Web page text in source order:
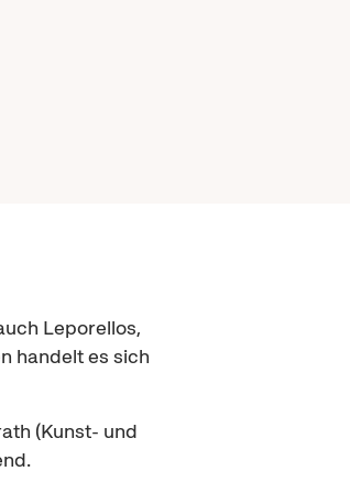
Leporellos,
handelt es sich
(Kunst- und